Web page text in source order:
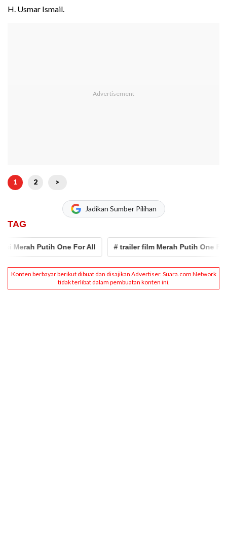
H. Usmar Ismail.
1 2 >
Jadikan Sumber Pilihan
TAG
Putih One For All # trailer film Merah Putih One For All